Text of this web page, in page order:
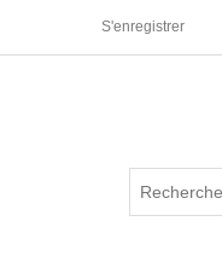
S'enregistrer